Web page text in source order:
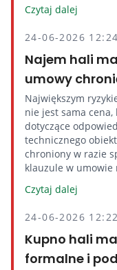
Czytaj dalej
24-06-2026
Najem hali
umowy
Największym
nie jest sama cena,
dotyczące
technicznego
chroniony w razie
klauzule w umowie
Czytaj dalej
24-06-2026
Kupno hali
formalne i